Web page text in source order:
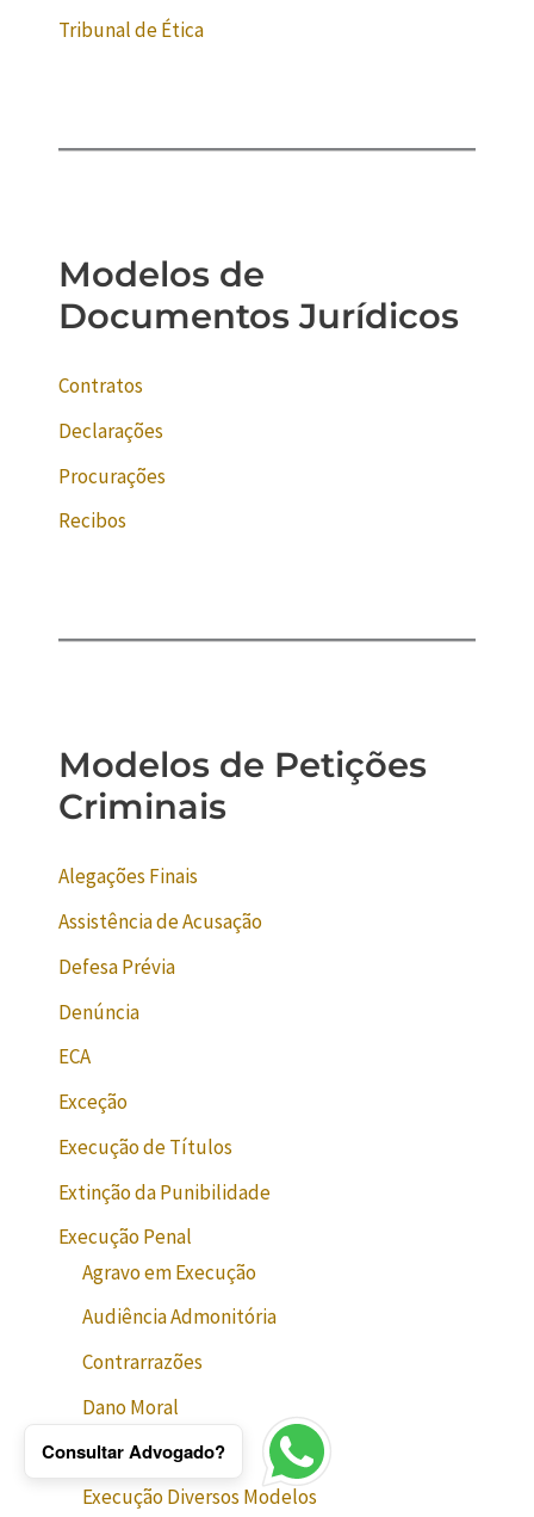
Tribunal de Ética
Modelos de
Documentos Jurídicos
Contratos
Declarações
Procurações
Recibos
Modelos de Petições
Criminais
Alegações Finais
Assistência de Acusação
Defesa Prévia
Denúncia
ECA
Exceção
Execução de Títulos
Extinção da Punibilidade
Execução Penal
Agravo em Execução
Audiência Admonitória
Contrarrazões
Dano Moral
Detração da Pena
Execução Diversos Modelos
Consultar Advogado?